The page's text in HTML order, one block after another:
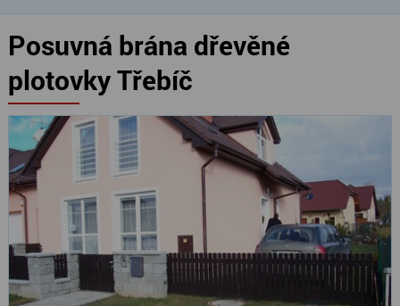
Posuvná brána dřevěné
plotovky Třebíč